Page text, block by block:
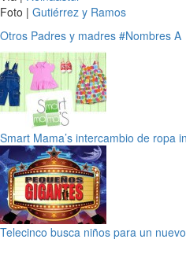
Foto | Gutiérrez y Ramos
Otros Padres y madres #Nombres A
Smart Mama’s intercambio de ropa
Telecinco busca niños para un